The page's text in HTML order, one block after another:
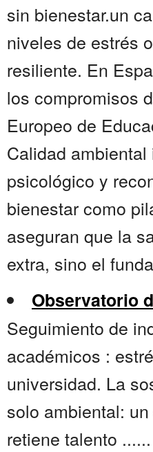
sin bienestar.un
niveles de estrés
resiliente. En
los compromisos
Europeo de
Calidad
psicológico y
bienestar como
aseguran que la
extra, sino el
Observatorio
Seguimiento de
académicos :
universidad. La
solo ambiental:
retiene talento ......